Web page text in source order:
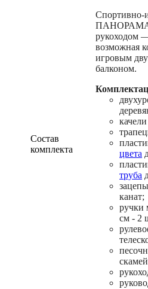
Состав
комплекта
Спортивно-
ПАНОРАМА
рукоходом
возможная
игровым
балконом.
цвета
труба
канат;
ручки
см - 2